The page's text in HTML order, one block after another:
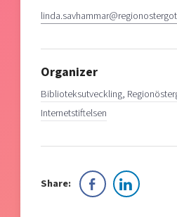
Organizer
Biblioteksutveckling,
Internetstiftelsen
Share: